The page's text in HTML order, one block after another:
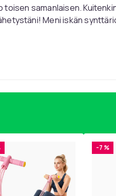
toisen samanlaisen.
Meni iskän
-7 %